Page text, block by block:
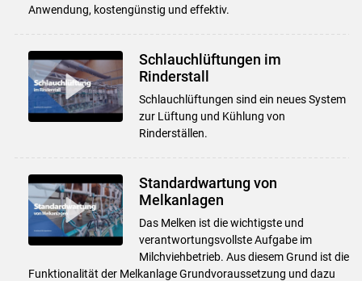
Anwendung, kostengünstig und effektiv.
Schlauchlüftungen im
Rinderstall
Schlauchlüftungen sind ein neues System
zur Lüftung und Kühlung von
Rinderställen.
Standardwartung von
Melkanlagen
Das Melken ist die wichtigste und
verantwortungsvollste Aufgabe im
Milchviehbetrieb. Aus diesem Grund ist die
Funktionalität der Melkanlage Grundvoraussetzung und dazu